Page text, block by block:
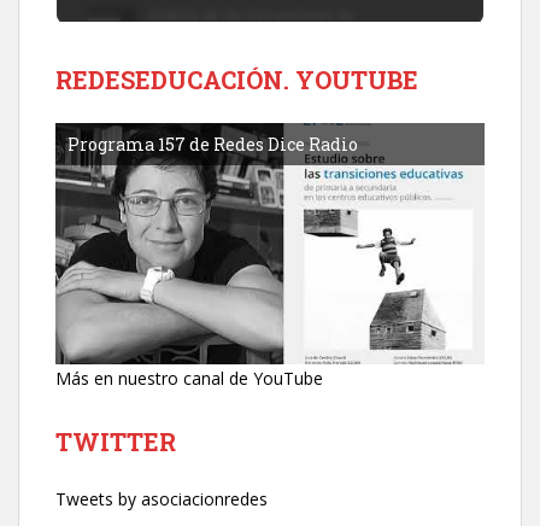
REDESEDUCACIÓN. YOUTUBE
Programa 157 de Redes Dice Radio
Más en nuestro canal de YouTube
TWITTER
Tweets by asociacionredes